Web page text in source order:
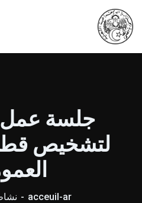
جلسة
لتشخيص
acceuil-ar